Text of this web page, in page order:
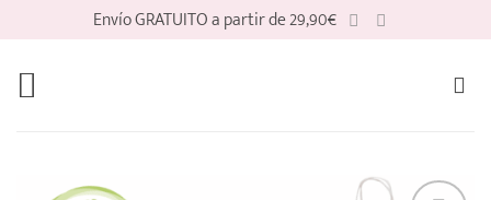
contenido
Envío GRATUITO a partir de 29,90€